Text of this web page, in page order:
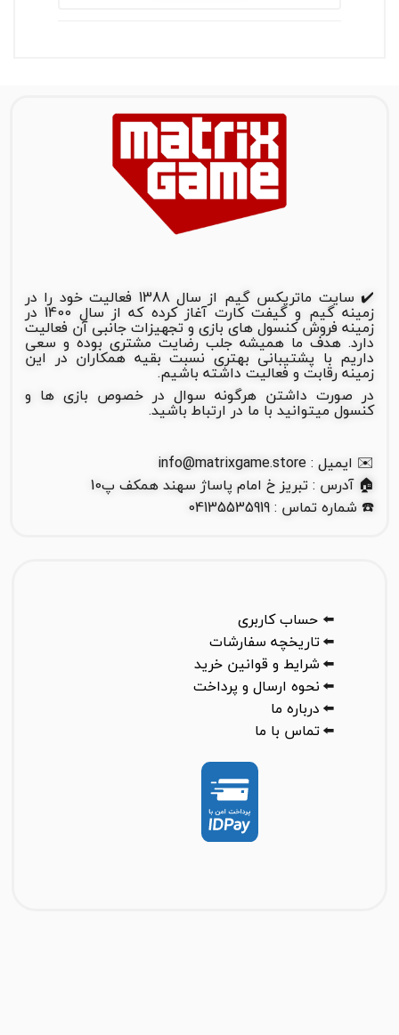
✔️ سایت ماتریکس گیم از سال 1388 فعالیت خود را در
زمینه گیم و گیفت کارت آغاز کرده که از سال 1400 در
زمینه فروش کنسول های بازی و تجهیزات جانبی آن فعالیت
دارد. هدف ما همیشه جلب رضایت مشتری بوده و سعی
داریم با پشتیبانی بهتری نسبت بقیه همکاران در این
زمینه رقابت و فعالیت داشته باشیم.
در صورت داشتن هرگونه سوال در خصوص بازی ها و
کنسول میتوانید با ما در ارتباط باشید.
✉️ ایمیل : info@matrixgame.store
🏠 آدرس : تبریز خ امام پاساژ سهند همکف پ10
☎️ شماره تماس : 04135535919
⬅️ حساب کاربری
⬅️تاریخچه سفارشات
⬅️شرایط و قوانین خرید
⬅️نحوه ارسال و پرداخت
⬅️درباره ما
⬅️تماس با ما